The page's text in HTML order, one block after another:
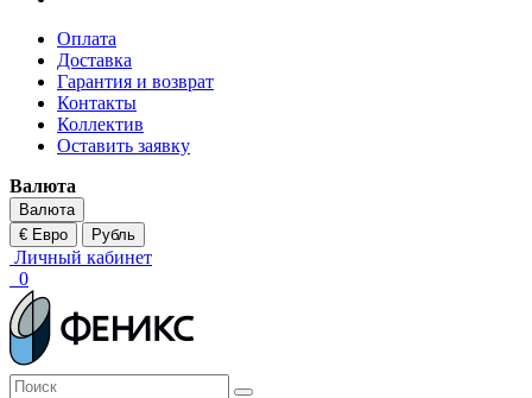
Оплата
Доставка
Гарантия и возврат
Контакты
Коллектив
Оставить заявку
Валюта
Валюта
€ Евро
Рубль
Личный кабинет
0